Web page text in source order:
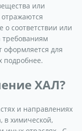
или
о соответствии или
требованиям
оформляется для
подробнее.
ХАЛ?
и направлениях
в химической,